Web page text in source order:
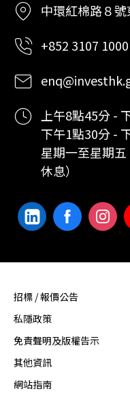
中環紅棉路８
+852 3107 1000
上午8點45分 -
下午1點30分 -
星期一至星期
休息）
招標 / 報價公告
私隱政策
免責聲明及版權告示
其他資訊
網站指南